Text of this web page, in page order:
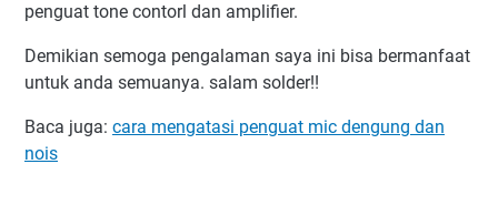
penguat tone contorl dan amplifier.
Demikian semoga pengalaman saya ini bisa bermanfaat
untuk anda semuanya. salam solder!!
Baca juga: cara mengatasi penguat mic dengung dan
nois